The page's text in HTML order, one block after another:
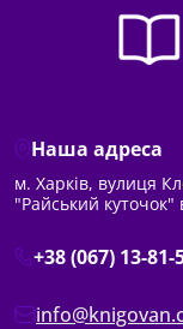
Наша адреса
м. Харків, вулиця
"Райський куточок"
+38 (067) 13-81-